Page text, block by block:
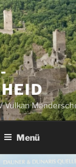
Vulkan
Menü